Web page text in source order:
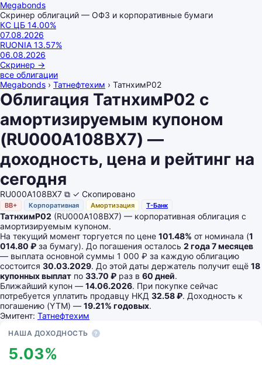
Megabonds
Скринер облигаций — ОФЗ и корпоративные бумаги
КС ЦБ 14.00%
07.08.2026
RUONIA 13.57%
06.08.2026
Скринер →
все облигации
Megabonds › Татнефтехим › ТатнхимP02
Облигация ТатнхимP02 с
амортизируемым купоном
(RU000A108BX7) —
доходность, цена и рейтинг на
сегодня
RU000A108BX7 ⧉ ✓ Скопировано
BB+ Корпоративная Амортизация Т-Банк
ТатнхимP02 (RU000A108BX7) — корпоративная облигация с
амортизируемым купоном.
На текущий момент торгуется по цене 101.48% от номинала (1
014.80 ₽ за бумагу). До погашения осталось 2 года 7 месяцев
— выплата основной суммы 1 000 ₽ за каждую облигацию
состоится 30.03.2029. До этой даты держатель получит ещё 18
купонных выплат по 33.70 ₽ раз в 60 дней.
Ближайший купон — 14.06.2026. При покупке сейчас
потребуется уплатить продавцу НКД 32.58 ₽. Доходность к
погашению (YTM) — 19.21% годовых.
Эмитент: Татнефтехим
Основные показатели
НАША ДОХОДНОСТЬ ?
5.03%